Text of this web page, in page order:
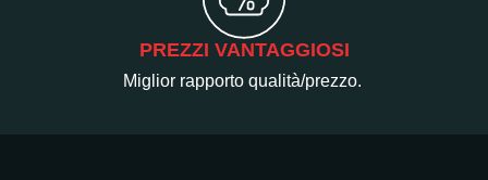
PREZZI VANTAGGIOSI
Miglior rapporto qualità/prezzo.